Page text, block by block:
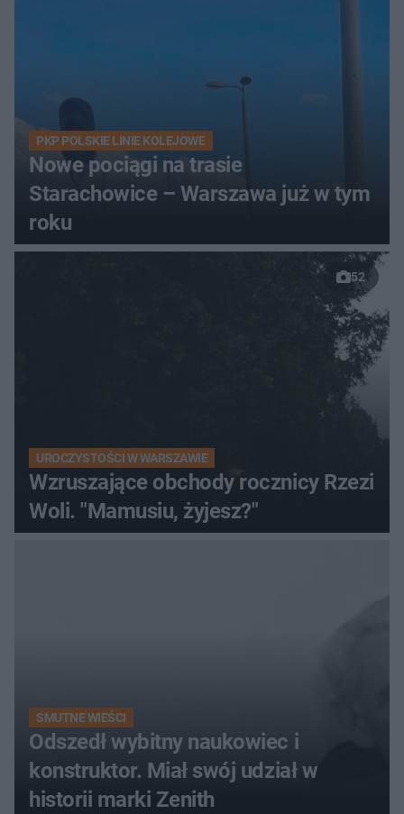
PKP POLSKIE LINIE KOLEJOWE
Nowe pociągi na trasie
Starachowice – Warszawa już w tym
roku
52
UROCZYSTOŚCI W WARSZAWIE
Wzruszające obchody rocznicy Rzezi
Woli. "Mamusiu, żyjesz?"
SMUTNE WIEŚCI
Odszedł wybitny naukowiec i
konstruktor. Miał swój udział w
historii marki Zenith